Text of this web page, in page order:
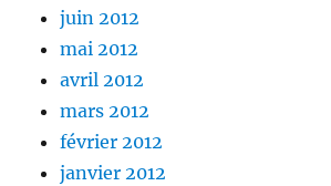
juin 2012
mai 2012
avril 2012
mars 2012
février 2012
janvier 2012